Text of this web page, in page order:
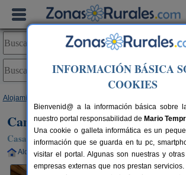
Alojamientos
Campu I y II
Casa Rural en Piloña (Asturias)
Alquiler completo 5 plazas 15 km de Oviedo
INFORMACIÓN BÁSICA
COOKIES
Bienvenid@ a la información básica sobre
nuestro portal responsabilidad de Mario
Una cookie o galleta informática es un
información que se guarda en tu pc,
visitar el portal. Algunas son nuestras y
empresas externas que nos prestan